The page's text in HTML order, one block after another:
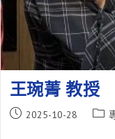
王琬菁 教授
Post 2025-10-28
Post